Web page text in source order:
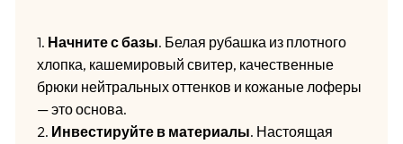
1. Начните с базы. Белая рубашка из плотного
хлопка, кашемировый свитер, качественные
брюки нейтральных оттенков и кожаные лоферы
— это основа.
2. Инвестируйте в материалы. Настоящая